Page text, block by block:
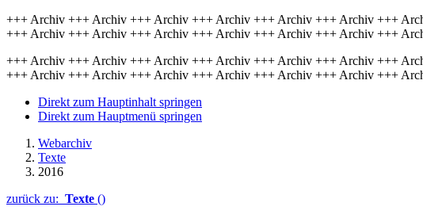
+++ Archiv +++ Archiv +++ Archiv +++ Archiv +++ Archiv +++ Archiv +++
+++ Archiv +++ Archiv +++ Archiv +++ Archiv +++ Archiv +++ Archiv +++
+++ Archiv +++ Archiv +++ Archiv +++ Archiv +++ Archiv +++ Archiv +++
+++ Archiv +++ Archiv +++ Archiv +++ Archiv +++ Archiv +++ Archiv +++
Direkt zum Hauptinhalt springen
Direkt zum Hauptmenü springen
Webarchiv
Texte
2016
zurück zu: Texte ()